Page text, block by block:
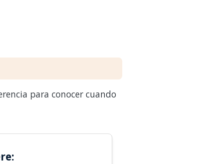
para conocer cuando